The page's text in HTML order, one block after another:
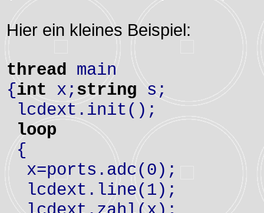
Hier ein kleines Beispiel:
thread main
{int x; string s;
lcdext.init();
loop
{
x=ports.adc(0);
lcdext.line(1);